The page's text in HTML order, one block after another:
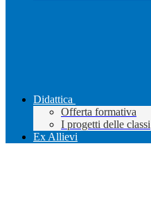
Didattica
Offerta formativa
I progetti delle classi
Ex Allievi